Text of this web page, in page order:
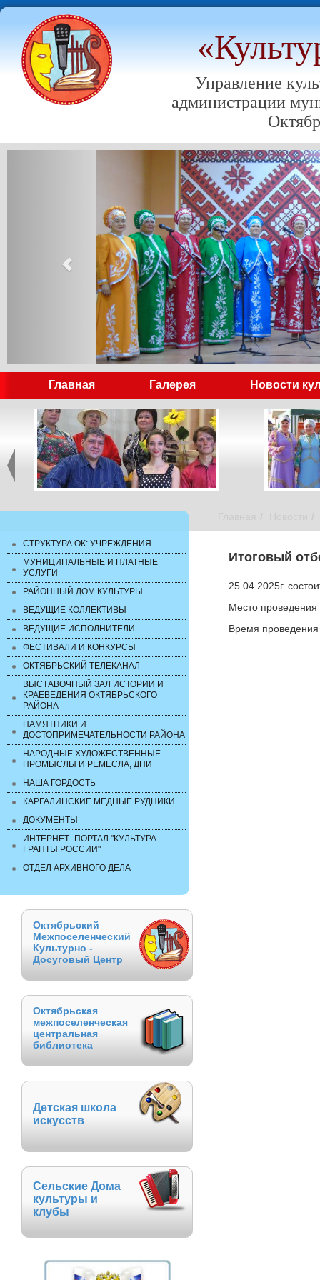
Управление
администрации
Главная Галерея Новости
СТРУКТУРА ОК: УЧРЕЖДЕНИЯ
МУНИЦИПАЛЬНЫЕ И ПЛАТНЫЕ
УСЛУГИ
РАЙОННЫЙ ДОМ КУЛЬТУРЫ
ВЕДУЩИЕ КОЛЛЕКТИВЫ
ВЕДУЩИЕ ИСПОЛНИТЕЛИ
ФЕСТИВАЛИ И КОНКУРСЫ
ОКТЯБРЬСКИЙ ТЕЛЕКАНАЛ
ВЫСТАВОЧНЫЙ ЗАЛ ИСТОРИИ И
КРАЕВЕДЕНИЯ ОКТЯБРЬСКОГО
РАЙОНА
ПАМЯТНИКИ И
ДОСТОПРИМЕЧАТЕЛЬНОСТИ РАЙОНА
НАРОДНЫЕ ХУДОЖЕСТВЕННЫЕ
ПРОМЫСЛЫ И РЕМЕСЛА, ДПИ
НАША ГОРДОСТЬ
КАРГАЛИНСКИЕ МЕДНЫЕ РУДНИКИ
ДОКУМЕНТЫ
ИНТЕРНЕТ -ПОРТАЛ "КУЛЬТУРА.
ГРАНТЫ РОССИИ"
ОТДЕЛ АРХИВНОГО ДЕЛА
Октябрьский
Межпоселенческий
Культурно -
Досуговый Центр
Октябрьская
межпоселенческая
центральная
библиотека
Детская школа
искусств
Сельские Дома
культуры и
клубы
Итоговый
25.04.2025г.
Место проведения
Время проведения